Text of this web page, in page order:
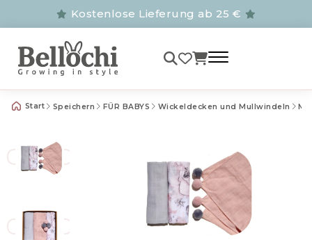
Kostenlose Lieferung ab 25 €
Start Speichern FÜR BABYS Wickeldecken und Mullwindeln